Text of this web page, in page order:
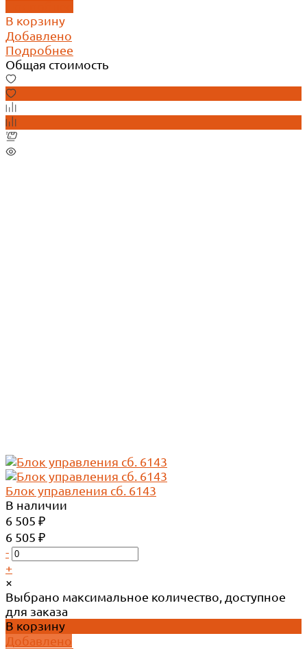
В корзину
Добавлено
Подробнее
Общая стоимость
Блок управления сб. 6143
В наличии
6 505 ₽
6 505 ₽
-
+
×
Выбрано максимальное количество, доступное
для заказа
В корзину
Добавлено